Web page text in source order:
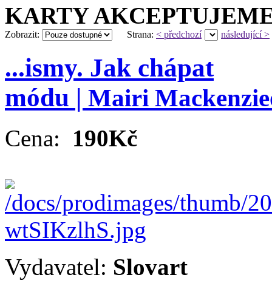
KARTY
Zobrazit: Strana: < předchozí následující >
...ismy. Jak chápat
módu | Mairi
Cena: 190Kč
Vydavatel: Slovart